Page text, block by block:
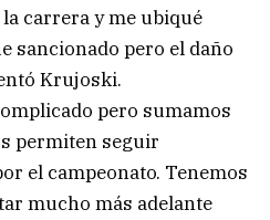
carrera y me ubiqué
sancionado pero el daño
Krujoski.
pero sumamos
permiten seguir
el campeonato. Tenemos
mucho más adelante